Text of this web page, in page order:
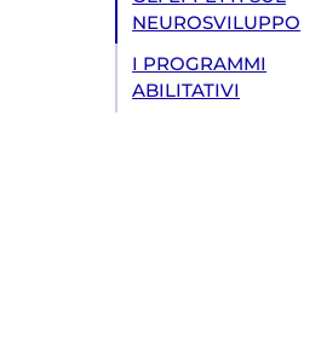
NEUROSVILUPPO
I PROGRAMMI
ABILITATIVI